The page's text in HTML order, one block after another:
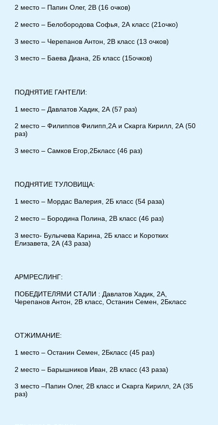
2 место – Папин Олег, 2В (16 очков)
2 место – Белобородова Софья, 2А класс (21очко)
3 место – Черепанов Антон, 2В класс (13 очков)
3 место – Баева Диана, 2Б класс (15очков)
ПОДНЯТИЕ ГАНТЕЛИ:
1 место – Давлатов Хадик, 2А (57 раз)
2 место – Филиппов Филипп,2А и Скарга Кирилл, 2А (50
раз)
3 место – Самков Егор,2Бкласс (46 раз)
ПОДНЯТИЕ ТУЛОВИЩА:
1 место – Мордас Валерия, 2Б класс (54 раза)
2 место – Бородина Полина, 2В класс (46 раз)
3 место- Булычева Карина, 2Б класс и Коротких
Елизавета, 2А (43 раза)
АРМРЕСЛИНГ:
ПОБЕДИТЕЛЯМИ СТАЛИ : Давлатов Хадик, 2А,
Черепанов Антон, 2В класс, Останин Семен, 2Бкласс
ОТЖИМАНИЕ:
1 место – Останин Семен, 2Бкласс (45 раз)
2 место – Барышников Иван, 2В класс (43 раза)
3 место –Папин Олег, 2В класс и Скарга Кирилл, 2А (35
раз)